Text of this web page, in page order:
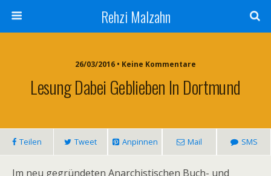
Rehzi Malzahn
26/03/2016 • Keine Kommentare
Lesung Dabei Geblieben In Dortmund
Teilen Tweet Anpinnen Mail SMS
Im neu gegründeten Anarchistischen Buch- und